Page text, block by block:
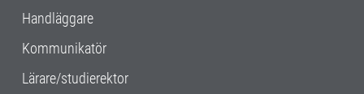
Handläggare
Kommunikatör
Lärare/studierektor